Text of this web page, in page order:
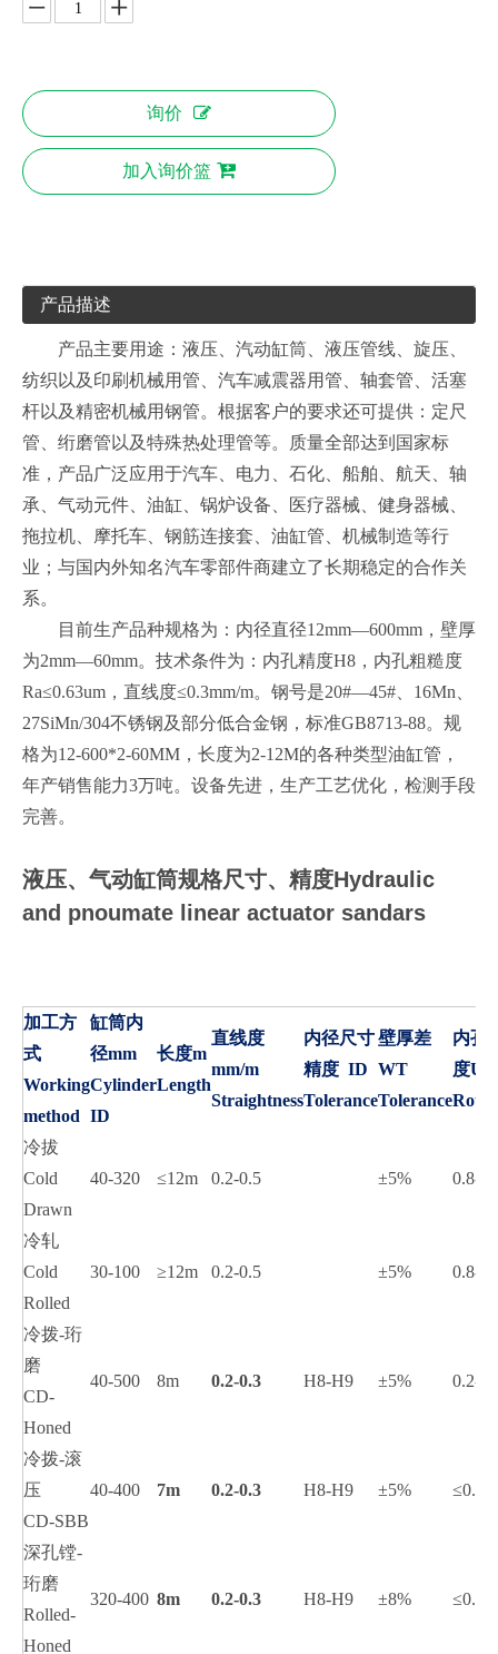
询价
加入询价篮
产品描述
产品主要用途：液压、汽动缸筒、液压管线、旋压、
纺织以及印刷机械用管、汽车减震器用管、轴套管、活塞
杆以及精密机械用钢管。根据客户的要求还可提供：定尺
管、绗磨管以及特殊热处理管等。质量全部达到国家标
准，产品广泛应用于汽车、电力、石化、船舶、航天、轴
承、气动元件、油缸、锅炉设备、医疗器械、健身器械、
拖拉机、摩托车、钢筋连接套、油缸管、机械制造等行
业；与国内外知名汽车零部件商建立了长期稳定的合作关
系。
目前生产品种规格为：内径直径12mm—600mm，壁厚
为2mm—60mm。技术条件为：内孔精度H8，内孔粗糙度
Ra≤0.63um，直线度≤0.3mm/m。钢号是20#—45#、16Mn、
27SiMn/304不锈钢及部分低合金钢，标准GB8713-88。规
格为12-600*2-60MM，长度为2-12M的各种类型油缸管，
年产销售能力3万吨。设备先进，生产工艺优化，检测手段
完善。
液压、气动缸筒规格尺寸、精度Hydraulic
and pnoumate linear actuator sandars
加工方
式
Working
method
缸筒内
径mm
Cylinder
ID
长度m
Length
直线度
mm/m
Straightness
内径尺寸
精度 ID
Tolerance
壁厚差
WT
Tolerance
内孔
度Um
冷拔
Cold
Drawn
40-320 ≤12m 0.2-0.5 ±5% 0.8-
冷轧
Cold
Rolled
30-100 ≥12m 0.2-0.5 ±5% 0.8-
冷拨-珩
磨
CD-
Honed
40-500 8m 0.2-0.3 H8-H9 ±5% 0.2-
冷拨-滚
压
CD-SBB
40-400 7m 0.2-0.3 H8-H9 ±5% ≤0.4
深孔镗-
珩磨
Rolled-
Honed
320-400 8m 0.2-0.3 H8-H9 ±8% ≤0.8